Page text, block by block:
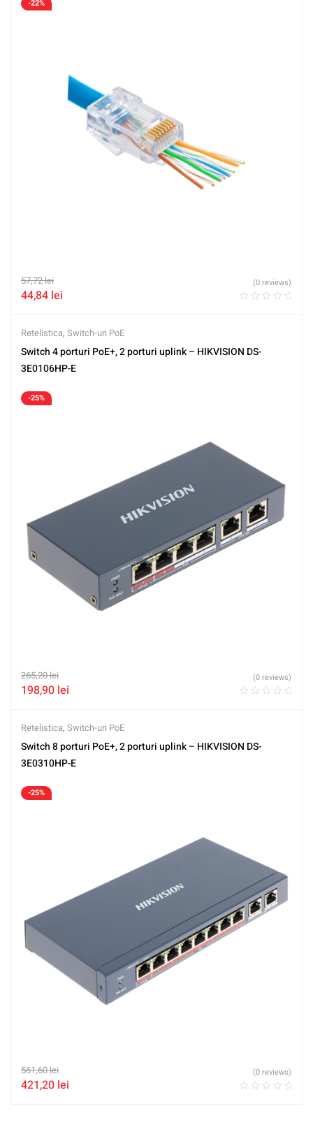
-22%
57,72lei
44,84 lei
(0 reviews)
Retelistica, Switch-uri PoE
Switch 4 porturi PoE+, 2 porturi uplink – HIKVISION DS-
3E0106HP-E
-25%
265,20lei
198,90 lei
(0 reviews)
Retelistica, Switch-uri PoE
Switch 8 porturi PoE+, 2 porturi uplink – HIKVISION DS-
3E0310HP-E
-25%
561,60lei
421,20 lei
(0 reviews)